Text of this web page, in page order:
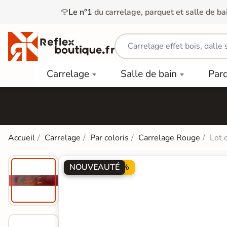
Le n°1 du carrelage, parquet et salle de
Carrelage
Carrelage
Terrasse
Salle de
Colle &
Salle de bain
Baignoires
WC
Carrelage
Salle de
Stratifié
clair
Lames
Dalles
PVC
Accueil Carrelage Par coloris Carrelage Rouge Lot
PROMO -50%
NOUVEAUTÉ